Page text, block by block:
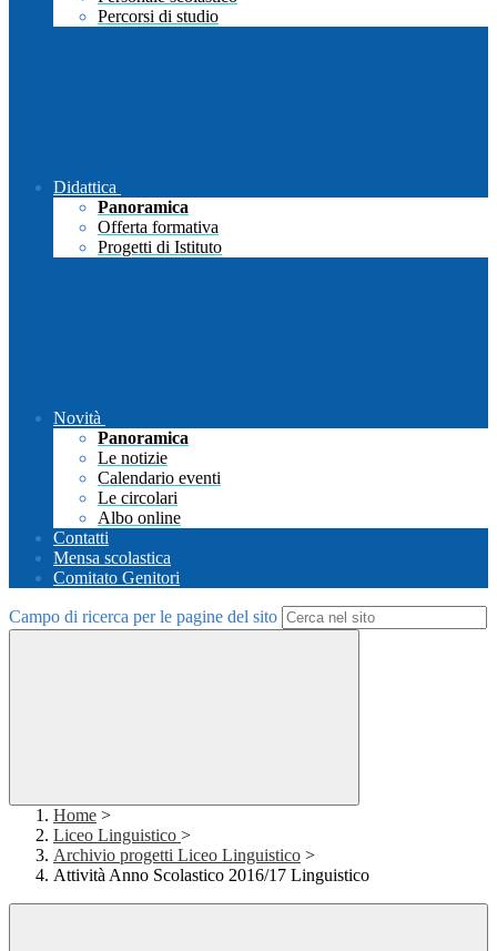
Percorsi di studio
Didattica
Panoramica
Offerta formativa
Progetti di Istituto
Novità
Panoramica
Le notizie
Calendario eventi
Le circolari
Albo online
Contatti
Mensa scolastica
Comitato Genitori
Campo di ricerca per le pagine del sito
Home >
Liceo Linguistico >
Archivio progetti Liceo Linguistico >
Attività Anno Scolastico 2016/17 Linguistico